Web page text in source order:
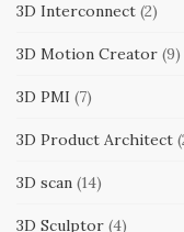
3D Interconnect (2)
3D Motion Creator (9)
3D PMI (7)
3D Product Architect
3D scan (14)
3D Sculptor (4)